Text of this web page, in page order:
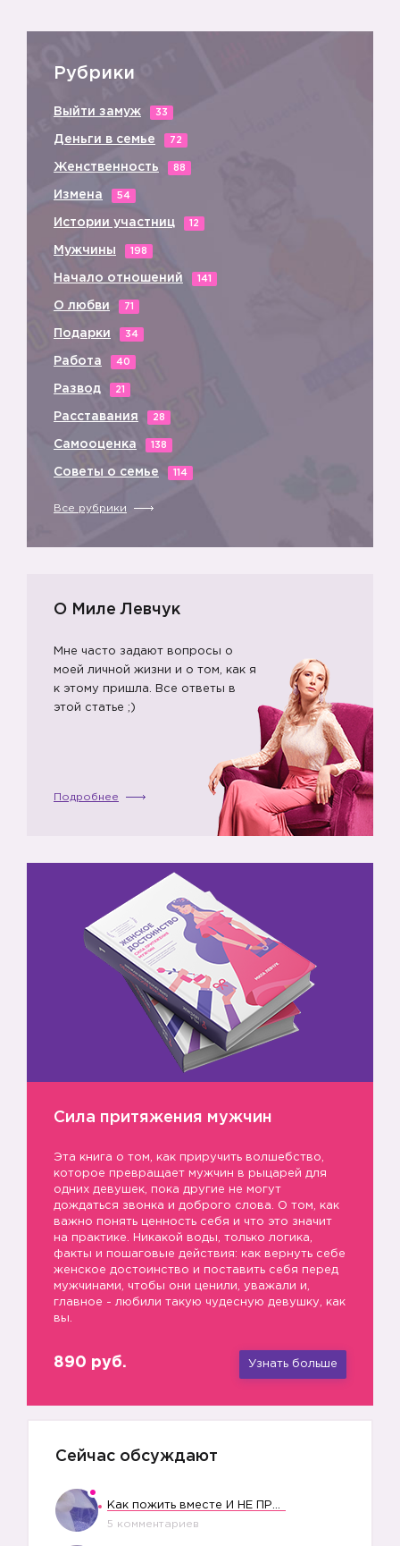
Рубрики
Выйти замуж 33
Деньги в семье 72
Женственность 88
Измена 54
Истории участниц 12
Мужчины 198
Начало отношений 141
О любви 71
Подарки 34
Работа 40
Развод 21
Расставания 28
Самооценка 138
Советы о семье 114
Все рубрики
О Миле Левчук
Мне часто задают вопросы о
моей личной жизни и о том, как я
к этому пришла. Все ответы в
этой статье ;)
Подробнее
Сила притяжения мужчин
Эта книга о том, как приручить волшебство,
которое превращает мужчин в рыцарей для
одних девушек, пока другие не могут
дождаться звонка и доброго слова. О том, как
важно понять ценность себя и что это значит
на практике. Никакой воды, только логика,
факты и пошаговые действия: как вернуть себе
женское достоинство и поставить себя перед
мужчинами, чтобы они ценили, уважали и,
главное - любили такую чудесную девушку, как
вы.
890 руб. Узнать больше
Сейчас обсуждают
5 комментариев